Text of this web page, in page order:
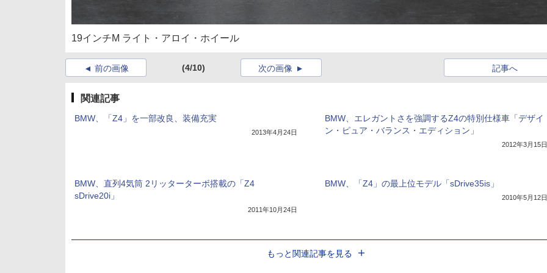
19インチM ライト・アロイ・ホイール
前の画像 (4/10) 記事へ
次の画像
関連記事
BMW、「Z4」を一部改良、装備充実
2013年4月24日
BMW、エレガントさを強調するZ4の特別仕様車「デザイ
ン・ピュア・バランス・エディション」
2012年3月15日
BMW、直列4気筒 2リッターターボ搭載の「Z4
sDrive20i」
2011年10月24日
BMW、「Z4」の最上位モデル「sDrive35is」
2010年5月12日
もっと関連記事を見る